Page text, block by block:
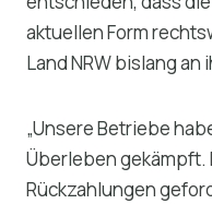
aktuellen Form
Land NRW bislang an
„Unsere Betriebe
Überleben gekämpft.
Rückzahlungen